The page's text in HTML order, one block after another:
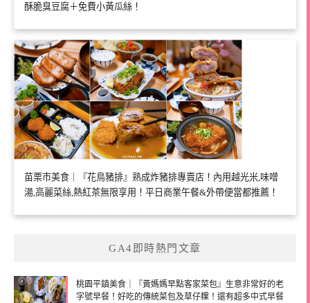
酥脆臭豆腐＋免費小黃瓜絲！
苗栗市美食｜『花鳥豬排』熟成炸豬排專賣店！內用越光米,味噌
湯,高麗菜絲,熱紅茶無限享用！平日商業午餐&外帶便當都推薦！
GA4即時熱門文章
桃園平鎮美食｜『黃媽媽早點客家菜包』生意非常好的老
字號早餐！好吃的傳統菜包及草仔粿！還有超多中式早餐